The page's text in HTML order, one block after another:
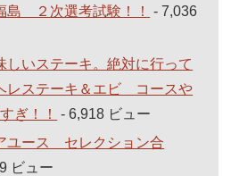
島 ２次選考試験！！
- 7,036
しいステーキ。絶対に行って
レステーキ＆エビ コースや
ぎ！！
- 6,918 ビュー
ユース セレクション合
ビュー